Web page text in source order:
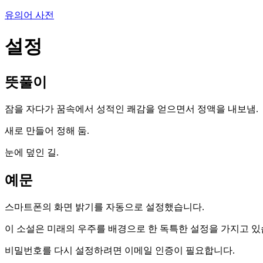
유의어 사전
설정
뜻풀이
잠을 자다가 꿈속에서 성적인 쾌감을 얻으면서 정액을 내보냄.
새로 만들어 정해 둠.
눈에 덮인 길.
예문
스마트폰의 화면 밝기를 자동으로 설정했습니다.
이 소설은 미래의 우주를 배경으로 한 독특한 설정을 가지고 있
비밀번호를 다시 설정하려면 이메일 인증이 필요합니다.